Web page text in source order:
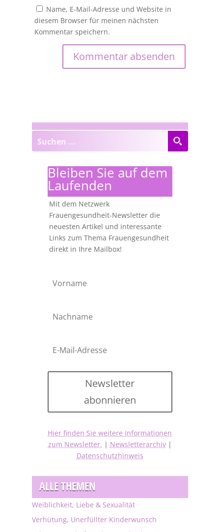
Name, E-Mail-Adresse und Website in
diesem Browser für meinen nächsten
Kommentar speichern.
Bleiben Sie auf dem
Laufenden
Mit dem Netzwerk
Frauengesundheit-Newsletter die
neuesten Artikel und interessante
Links zum Thema Frauengesundheit
direkt in Ihre Mailbox!
Newsletter
abonnieren
Hier finden Sie weitere Informationen
zum Newsletter. | Newsletterarchiv|
Datenschutzhinweis
ALLE THEMEN
Weiblichkeit, Liebe & Sexualität
Verhütung, Unerfüllter Kinderwunsch